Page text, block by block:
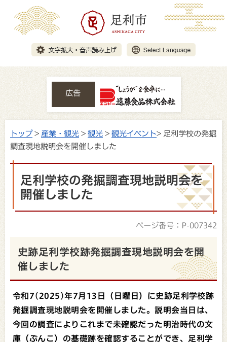
広告
トップ> 産業・観光 > 観光 > 観光イベント> 足利学校の発掘
調査現地説明会を開催しました
足利学校の発掘調査現地説明会を
開催しました
ページ番号：P-007342
史跡足利学校跡発掘調査現地説明会を開
催しました
令和7(2025)年7月13日（日曜日）に史跡足利学校跡
発掘調査現地説明会を開催しました。説明会当日は、
今回の調査によりこれまで未確認だった明治時代の文
庫（ぶんこ）の基礎跡を確認することができ、足利学